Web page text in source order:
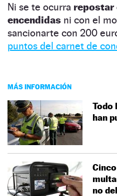
Ni se te ocurra repostar
encendidas ni con el
sancionarte con 200
puntos del carnet de
MÁS INFORMACIÓN
Todo
han
no